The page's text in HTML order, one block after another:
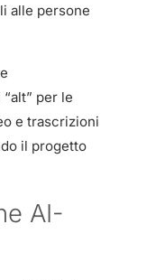
alle persone
per le
e trascrizioni
il progetto
AI-